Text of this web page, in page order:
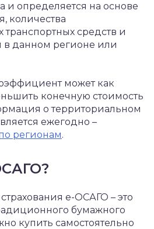
и определяется на основе
количества
транспортных средств и
в данном регионе или
может как
конечную стоимость
о территориальном
ежегодно –
регионам.
е-ОСАГО – это
бумажного
купить самостоятельно